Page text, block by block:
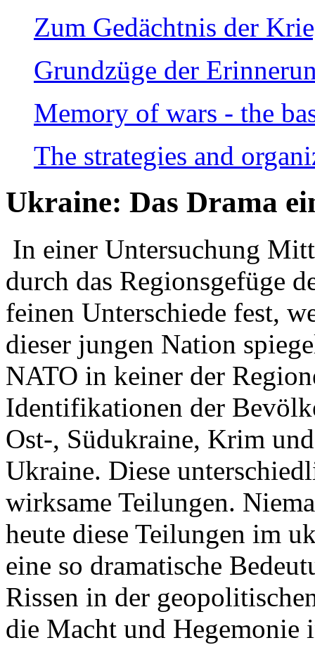
Zum Gedächtnis der
Grundzüge der
Memory of wars - the
The strategies and
Ukraine: Das Drama
In einer Untersuchung
durch das Regionsgefüge
feinen Unterschiede fest,
dieser jungen Nation
NATO in keiner der
Identifikationen der
Ost-, Südukraine, Krim
Ukraine. Diese
wirksame Teilungen.
heute diese Teilungen im
eine so dramatische
Rissen in der
die Macht und Hegemonie